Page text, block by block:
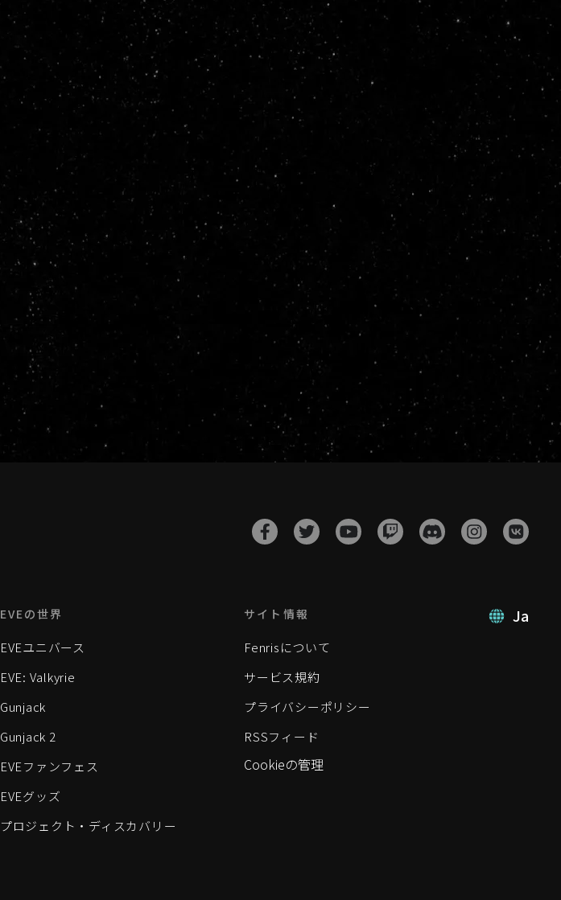
Ja
EVEの世界
EVEユニバース
EVE: Valkyrie
Gunjack
Gunjack 2
EVEファンフェス
EVEグッズ
プロジェクト・ディスカバリー
サイト情報
Fenrisについて
サービス規約
プライバシーポリシー
RSSフィード
Cookieの管理